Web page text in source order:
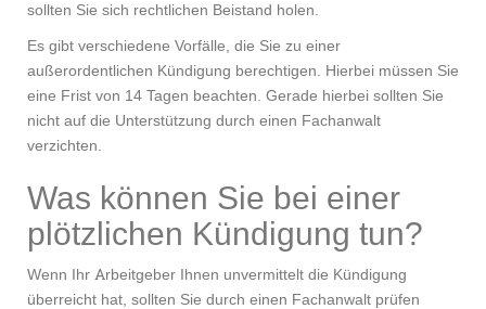
sollten Sie sich rechtlichen Beistand holen.
Es gibt verschiedene Vorfälle, die Sie zu einer
außerordentlichen Kündigung berechtigen. Hierbei müssen Sie
eine Frist von 14 Tagen beachten. Gerade hierbei sollten Sie
nicht auf die Unterstützung durch einen Fachanwalt
verzichten.
Was können Sie bei einer
plötzlichen Kündigung tun?
Wenn Ihr Arbeitgeber Ihnen unvermittelt die Kündigung
überreicht hat, sollten Sie durch einen Fachanwalt prüfen